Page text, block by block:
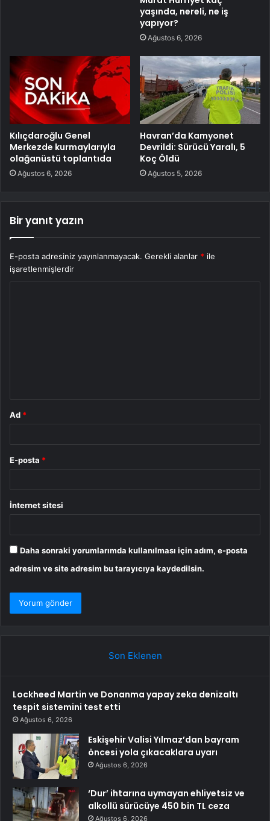
yaşında, nereli, ne iş
yapıyor?
Ağustos 6, 2026
Kılıçdaroğlu Genel
Merkezde kurmaylarıyla
olağanüstü toplantıda
Ağustos 6, 2026
Havran’da Kamyonet
Devrildi: Sürücü Yaralı, 5
Koç Öldü
Ağustos 5, 2026
Bir yanıt yazın
E-posta adresiniz yayınlanmayacak. Gerekli alanlar * ile
işaretlenmişlerdir
Ad *
E-posta *
İnternet sitesi
Daha sonraki yorumlarımda kullanılması için adım, e-posta
adresim ve site adresim bu tarayıcıya kaydedilsin.
Son Eklenen
Lockheed Martin ve Donanma yapay zeka denizaltı
tespit sistemini test etti
Ağustos 6, 2026
Eskişehir Valisi Yılmaz’dan bayram
öncesi yola çıkacaklara uyarı
Ağustos 6, 2026
‘Dur’ ihtarına uymayan ehliyetsiz ve
alkollü sürücüye 450 bin TL ceza
Ağustos 6, 2026